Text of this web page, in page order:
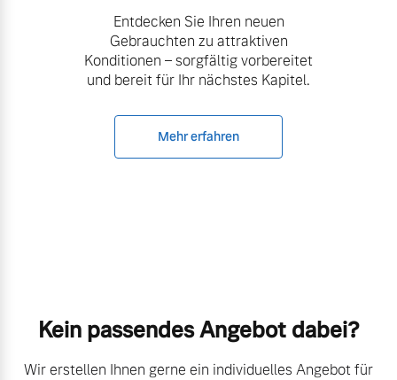
Entdecken Sie Ihren neuen
Gebrauchten zu attraktiven
Konditionen – sorgfältig vorbereitet
und bereit für Ihr nächstes Kapitel.
Mehr erfahren
Kein passendes Angebot dabei?​
Wir erstellen Ihnen gerne ein individuelles Angebot für